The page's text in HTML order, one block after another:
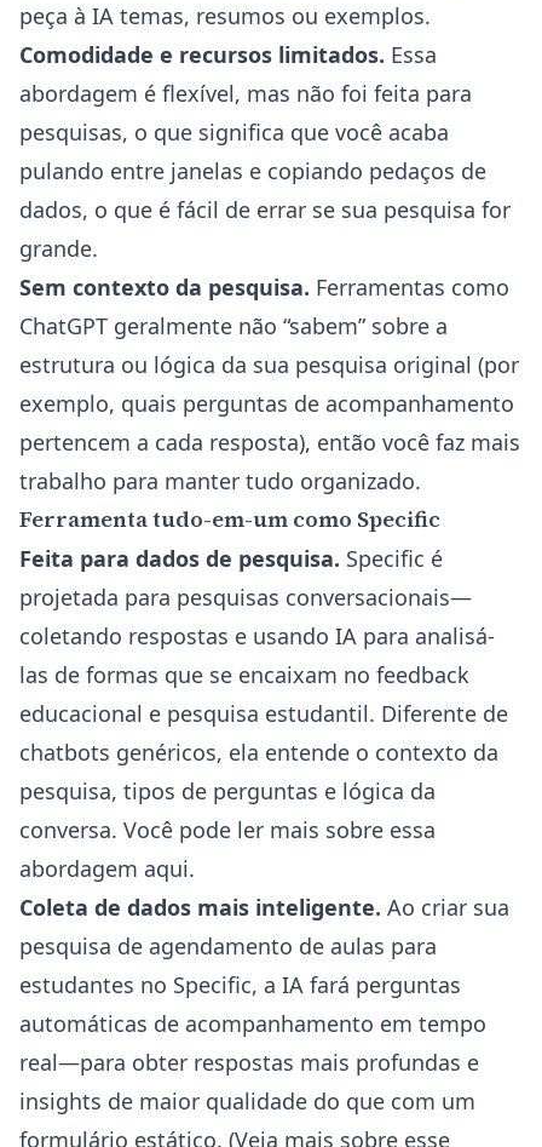
peça à IA temas, resumos ou exemplos.
Comodidade e recursos limitados. Essa
abordagem é flexível, mas não foi feita para
pesquisas, o que significa que você acaba
pulando entre janelas e copiando pedaços de
dados, o que é fácil de errar se sua pesquisa for
grande.
Sem contexto da pesquisa. Ferramentas como
ChatGPT geralmente não “sabem” sobre a
estrutura ou lógica da sua pesquisa original (por
exemplo, quais perguntas de acompanhamento
pertencem a cada resposta), então você faz mais
trabalho para manter tudo organizado.
Ferramenta tudo-em-um como Specific
Feita para dados de pesquisa. Specific é
projetada para pesquisas conversacionais—
coletando respostas e usando IA para analisá-
las de formas que se encaixam no feedback
educacional e pesquisa estudantil. Diferente de
chatbots genéricos, ela entende o contexto da
pesquisa, tipos de perguntas e lógica da
conversa. Você pode ler mais sobre essa
abordagem aqui.
Coleta de dados mais inteligente. Ao criar sua
pesquisa de agendamento de aulas para
estudantes no Specific, a IA fará perguntas
automáticas de acompanhamento em tempo
real—para obter respostas mais profundas e
insights de maior qualidade do que com um
formulário estático. (Veja mais sobre esse